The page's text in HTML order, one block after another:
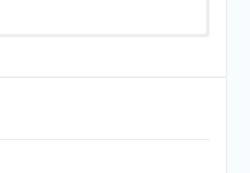
školsku godinu 2026./2027.
razred Katoličke gimnazije s